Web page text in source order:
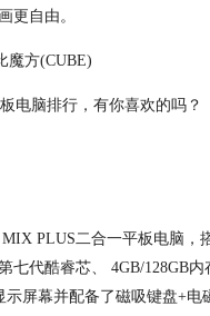
更自由。
魔方(CUBE)
PLUS二合一平板电脑，
七代酷睿芯、 4GB/128GB内
示屏幕并配备了磁吸键盘+